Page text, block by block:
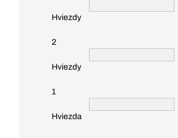
Hviezdy
2
Hviezdy
1
Hviezda